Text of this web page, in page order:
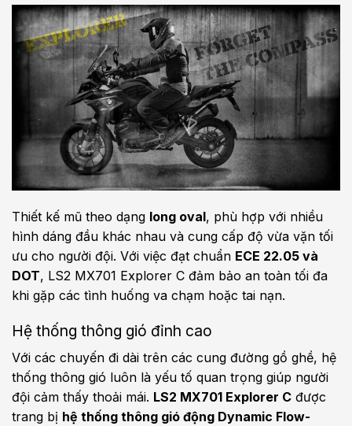
Thiết kế mũ theo dạng long oval, phù hợp với nhiều
hình dáng đầu khác nhau và cung cấp độ vừa vặn tối
ưu cho người đội. Với việc đạt chuẩn ECE 22.05 và
DOT, LS2 MX701 Explorer C đảm bảo an toàn tối đa
khi gặp các tình huống va chạm hoặc tai nạn.
Hệ thống thông gió đỉnh cao
Với các chuyến đi dài trên các cung đường gồ ghề, hệ
thống thông gió luôn là yếu tố quan trọng giúp người
đội cảm thấy thoải mái. LS2 MX701 Explorer C được
trang bị hệ thống thông gió động Dynamic Flow-